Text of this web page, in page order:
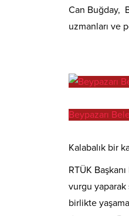
Can Buğday,
uzmanları ve
Beypazarı
Kalabalık bir
RTÜK
vurgu yaparak
birlikte